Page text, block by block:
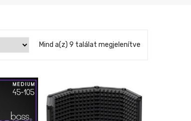
Mind a(z) 9 találat megjelenítve